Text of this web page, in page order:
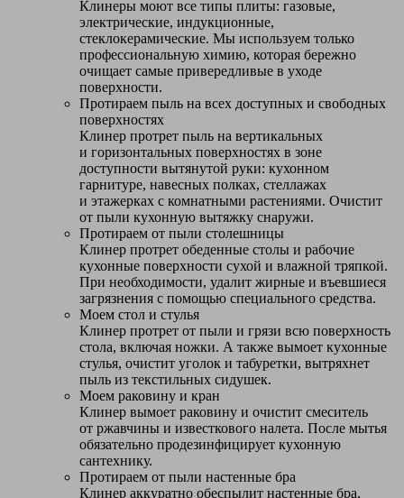
Клинеры моют все типы плиты: газовые,
электрические, индукционные,
стеклокерамические. Мы используем только
профессиональную химию, которая бережно
очищает самые привередливые в уходе
поверхности.
Протираем пыль на всех доступных и свободных
поверхностях
Клинер протрет пыль на вертикальных
и горизонтальных поверхностях в зоне
доступности вытянутой руки: кухонном
гарнитуре, навесных полках, стеллажах
и этажерках с комнатными растениями. Очистит
от пыли кухонную вытяжку снаружи.
Протираем от пыли столешницы
Клинер протрет обеденные столы и рабочие
кухонные поверхности сухой и влажной тряпкой.
При необходимости, удалит жирные и въевшиеся
загрязнения с помощью специального средства.
Моем стол и стулья
Клинер протрет от пыли и грязи всю поверхность
стола, включая ножки. А также вымоет кухонные
стулья, очистит уголок и табуретки, вытряхнет
пыль из текстильных сидушек.
Моем раковину и кран
Клинер вымоет раковину и очистит смеситель
от ржавчины и известкового налета. После мытья
обязательно продезинфицирует кухонную
сантехнику.
Протираем от пыли настенные бра
Клинер аккуратно обеспылит настенные бра,